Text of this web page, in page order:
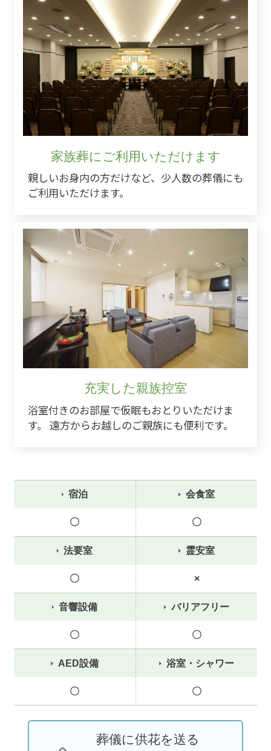
家族葬にご利用いただけます
親しいお身内の方だけなど、少人数の葬儀にも
ご利用いただけます。
充実した親族控室
浴室付きのお部屋で仮眠もおとりいただけま
す。 遠方からお越しのご親族にも便利です。
宿泊
〇
会食室
〇
法要室
〇
霊安室
×
音響設備
〇
バリアフリー
〇
AED設備
〇
浴室・シャワー
〇
葬儀に供花を送る